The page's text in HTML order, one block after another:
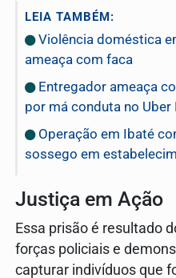
LEIA TAMBÉM:
Violência doméstica
ameaça com faca
Entregador ameaça
por má conduta no Uber
Operação em Ibaté
sossego em
Justiça em Ação
Essa prisão é resultado
forças policiais e
capturar indivíduos que